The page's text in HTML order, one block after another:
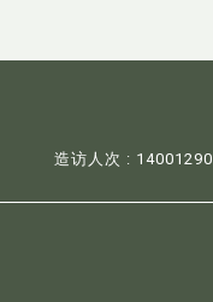
造访人次 : 14001290